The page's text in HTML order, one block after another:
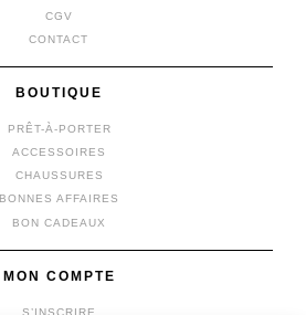
CGV
CONTACT
BOUTIQUE
PRÊT-À-PORTER
ACCESSOIRES
CHAUSSURES
BONNES AFFAIRES
BON CADEAUX
MON COMPTE
S’INSCRIRE